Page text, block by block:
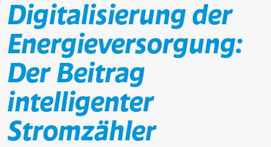
Digitalisierung der
Energieversorgung:
Der Beitrag
intelligenter
Stromzähler